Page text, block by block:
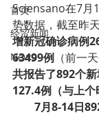
首页
经贸新闻
News
Sciensano在7月
势数据，截至昨
增新冠确诊病例
63499例 （前一
共报告了892个
127.4例（与上个
7月8-14日